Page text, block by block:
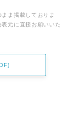
ま掲載しておりま
元に直接お願いいた